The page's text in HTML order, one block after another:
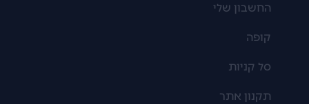
החשבון שלי
קופה
סל קניות
תקנון אתר